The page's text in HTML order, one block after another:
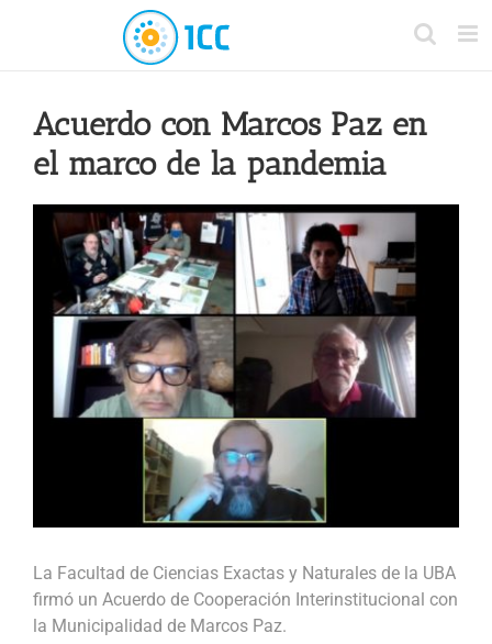
Acuerdo con Marcos Paz en
el marco de la pandemia
View
Larger
Image
La Facultad de Ciencias Exactas y Naturales de la UBA
firmó un Acuerdo de Cooperación Interinstitucional con
la Municipalidad de Marcos Paz.